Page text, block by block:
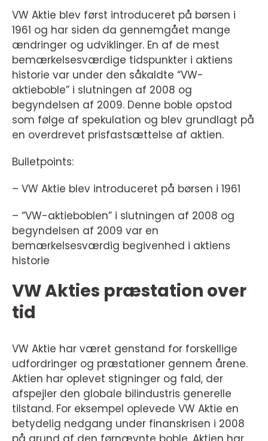
VW Aktie blev først introduceret på børsen i
1961 og har siden da gennemgået mange
ændringer og udviklinger. En af de mest
bemærkelsesværdige tidspunkter i aktiens
historie var under den såkaldte “VW-
aktieboble” i slutningen af 2008 og
begyndelsen af 2009. Denne boble opstod
som følge af spekulation og blev grundlagt på
en overdrevet prisfastsættelse af aktien.
Bulletpoints:
– VW Aktie blev introduceret på børsen i 1961
– “VW-aktieboblen” i slutningen af 2008 og
begyndelsen af 2009 var en
bemærkelsesværdig begivenhed i aktiens
historie
VW Akties præstation over
tid
VW Aktie har været genstand for forskellige
udfordringer og præstationer gennem årene.
Aktien har oplevet stigninger og fald, der
afspejler den globale bilindustris generelle
tilstand. For eksempel oplevede VW Aktie en
betydelig nedgang under finanskrisen i 2008